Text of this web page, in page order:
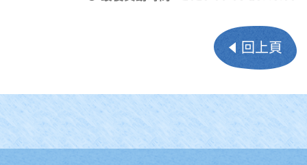
回上頁